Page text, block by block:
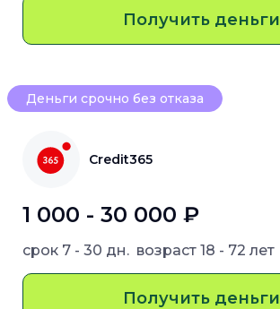
Получить деньги
Деньги срочно без отказа
Credit365
1 000 - 30 000 ₽
срок 7 - 30 дн. возраст 18 - 72 лет
Получить деньги